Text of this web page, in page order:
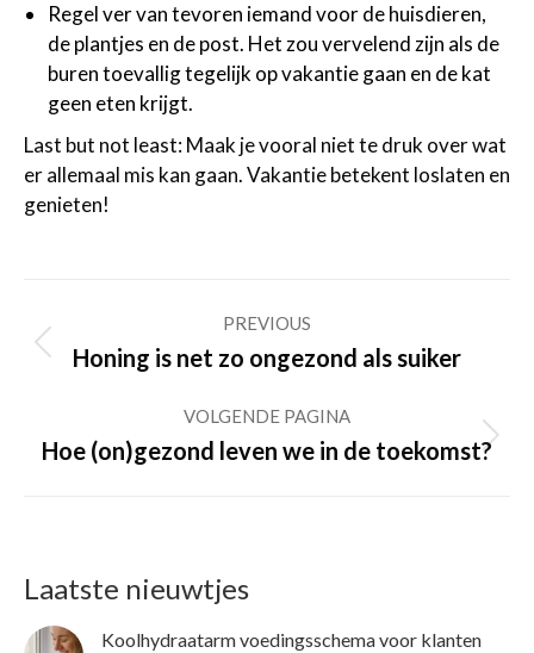
Regel ver van tevoren iemand voor de huisdieren,
de plantjes en de post. Het zou vervelend zijn als de
buren toevallig tegelijk op vakantie gaan en de kat
geen eten krijgt.
Last but not least: Maak je vooral niet te druk over wat
er allemaal mis kan gaan. Vakantie betekent loslaten en
genieten!
navigation
PREVIOUS
Previous
Honing is net zo ongezond als suiker
VOLGENDE PAGINA
Volgende
Hoe (on)gezond leven we in de toekomst?
Laatste nieuwtjes
Koolhydraatarm voedingsschema voor klanten